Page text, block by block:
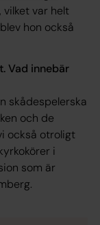
var helt
hon också
Vad innebär
skådespelerska
och de
också otroligt
i
som är